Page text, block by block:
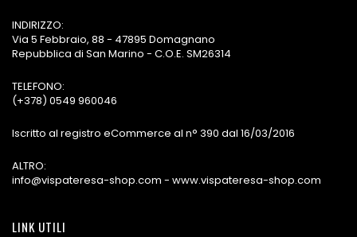
INDIRIZZO:
Via 5 Febbraio, 88 - 47895 Domagnano
Repubblica di San Marino - C.O.E. SM26314
TELEFONO:
(+378) 0549 960046
Iscritto al registro eCommerce al n° 390 dal 16/03/2016
ALTRO:
info@vispateresa-shop.com - www.vispateresa-shop.com
LINK UTILI